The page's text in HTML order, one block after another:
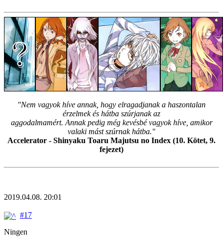
"Nem vagyok híve annak, hogy elragadjanak a haszontalan
érzelmek és hátba szúrjanak az
aggodalmamért. Annak pedig még kevésbé vagyok híve, amikor
valaki mást szúrnak hátba."
Accelerator - Shinyaku Toaru Majutsu no Index (10. Kötet, 9.
fejezet)
2019.04.08. 20:01
#17
Ningen